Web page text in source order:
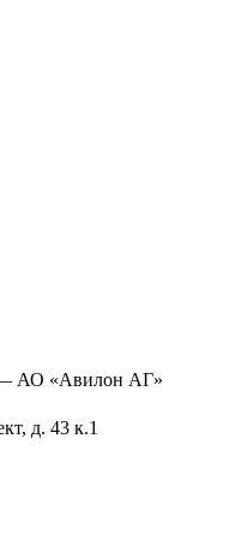
АО «Авилон АГ»
д. 43 к.1